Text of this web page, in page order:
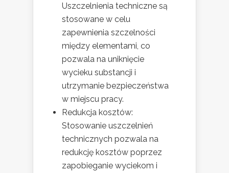
Uszczelnienia techniczne są
stosowane w celu
zapewnienia szczelności
między elementami, co
pozwala na uniknięcie
wycieku substancji i
utrzymanie bezpieczeństwa
w miejscu pracy.
Redukcja kosztów:
Stosowanie uszczelnień
technicznych pozwala na
redukcję kosztów poprzez
zapobieganie wyciekom i